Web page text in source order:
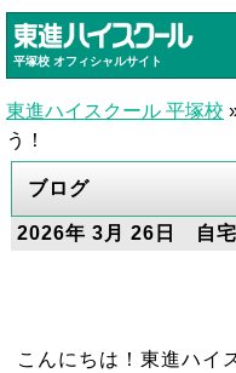
平塚校 オフィシャルサイト
東進ハイスクール 平塚校
う！
ブログ
2026年 3月 26日 自宅
こんにちは！東進ハイ